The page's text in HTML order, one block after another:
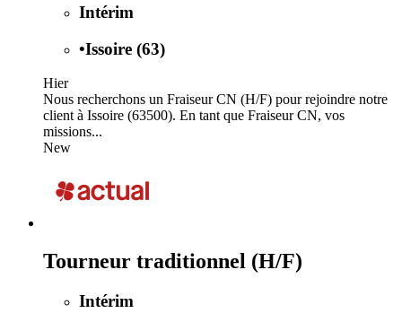
Intérim
•Issoire (63)
Hier
Nous recherchons un Fraiseur CN (H/F) pour rejoindre notre
client à Issoire (63500). En tant que Fraiseur CN, vos
missions...
New
Tourneur traditionnel (H/F)
Intérim